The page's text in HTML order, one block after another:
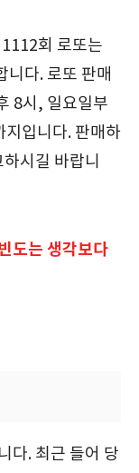
회 로또는
니다. 로또 판매
8시, 일요일부
지입니다. 판매하
시길 바랍니
도는 생각보다
다. 최근 들어 당